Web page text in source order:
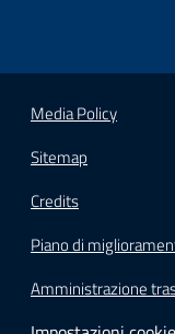
Media Policy
Sitemap
Credits
Piano di
Amministrazione